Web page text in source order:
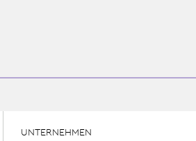
UNTERNEHMEN